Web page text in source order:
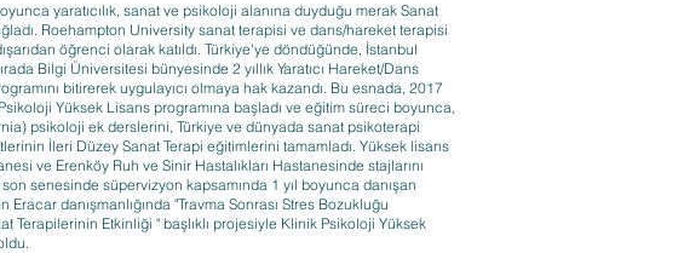
yaratıcılık, sanat ve psikoloji alanına duyduğu merak Sanat
Roehampton University sanat terapisi ve dans/hareket terapisi
öğrenci olarak katıldı. Türkiye'ye döndüğünde, İstanbul
Bilgi Üniversitesi bünyesinde 2 yıllık Yaratıcı Hareket/Dans
bitirerek uygulayıcı olmaya hak kazandı. Bu esnada, 2017
Yüksek Lisans programına başladı ve eğitim süreci boyunca,
psikoloji ek derslerini, Türkiye ve dünyada sanat psikoterapi
İleri Düzey Sanat Terapi eğitimlerini tamamladı. Yüksek lisans
ve Erenköy Ruh ve Sinir Hastalıkları Hastanesinde stajlarını
son senesinde süpervizyon kapsamında 1 yıl boyunca danışan
danışmanlığında "Travma Sonrası Stres Bozukluğu
Terapilerinin Etkinliği " başlıklı projesiyle Klinik Psikoloji Yüksek